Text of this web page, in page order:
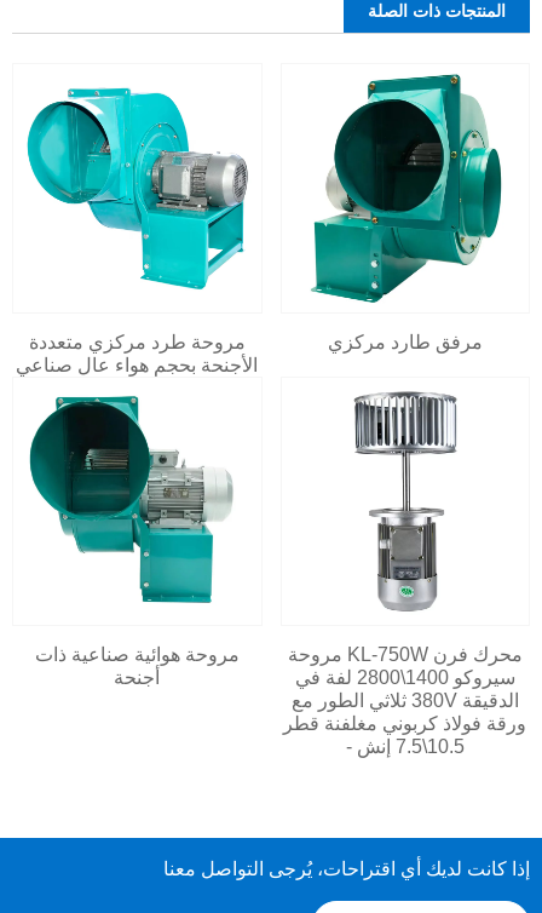
المنتجات ذات الصلة
مروحة طرد مركزي متعددة
الأجنحة بحجم هواء عالٍ صناعي
مرفق طارد مركزي
مروحة هوائية صناعية ذات
أجنحة
محرك فرن KL-750W مروحة
سيروكو 1400\2800 لفة في
الدقيقة 380V ثلاثي الطور مع
ورقة فولاذ كربوني مغلفنة قطر
10.5\7.5 إنش -
إذا كانت لديك أي اقتراحات، يُرجى التواصل معنا